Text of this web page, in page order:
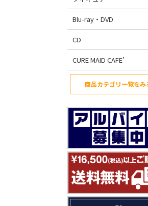
Blu-ray・DVD
CD
CURE MAID CAFE’
商品カテゴリ一覧をみ